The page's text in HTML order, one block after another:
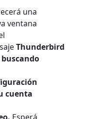
una
ventana
Thunderbird
cuenta